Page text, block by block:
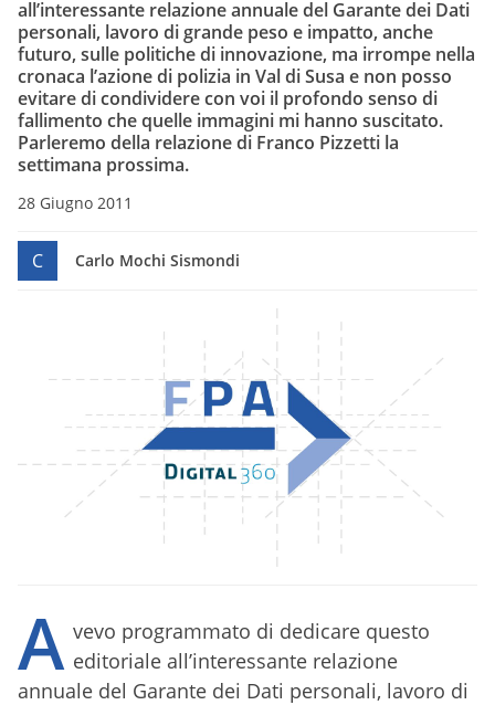
all’interessante relazione annuale del Garante dei Dati
personali, lavoro di grande peso e impatto, anche
futuro, sulle politiche di innovazione, ma irrompe nella
cronaca l’azione di polizia in Val di Susa e non posso
evitare di condividere con voi il profondo senso di
fallimento che quelle immagini mi hanno suscitato.
Parleremo della relazione di Franco Pizzetti la
settimana prossima.
28 Giugno 2011
C Carlo Mochi Sismondi
A vevo programmato di dedicare questo
editoriale all’interessante relazione
annuale del Garante dei Dati personali, lavoro di